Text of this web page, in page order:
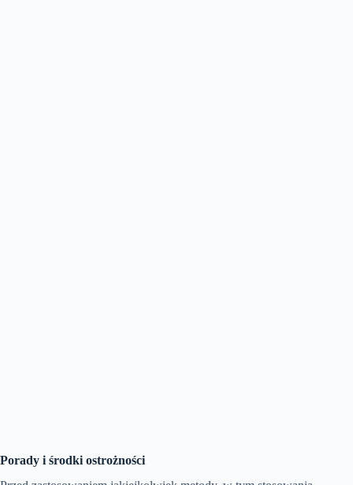
Porady i środki ostrożności